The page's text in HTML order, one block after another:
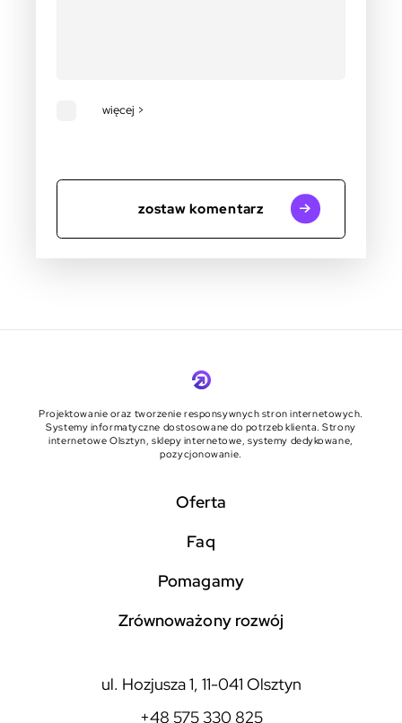
więcej >
zostaw komentarz
Projektowanie oraz tworzenie responsywnych stron internetowych.
Systemy informatyczne dostosowane do potrzeb klienta. Strony
internetowe Olsztyn, sklepy internetowe, systemy dedykowane,
pozycjonowanie.
Oferta
faq
pomagamy
zrównoważony rozwój
ul. Hozjusza 1, 11-041 Olsztyn
+48 575 330 825